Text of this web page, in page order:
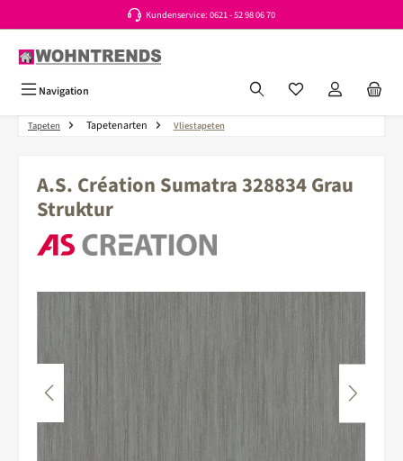
Kundenservice: 0621 - 52 98 06 70
Navigation Du hast 0 Produkte
Tapeten Tapetenarten Vliestapeten
A.S. Création Sumatra 328834 Grau
Struktur
Bildergalerie überspringen